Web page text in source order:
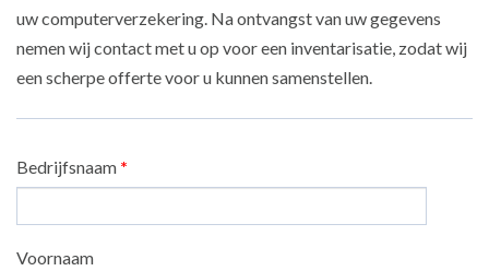
uw computerverzekering. Na ontvangst van uw gegevens
nemen wij contact met u op voor een inventarisatie, zodat wij
een scherpe offerte voor u kunnen samenstellen.
Bedrijfsnaam *
Voornaam